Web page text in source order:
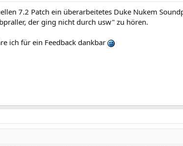
7.2 Patch ein überarbeitetes Duke Nukem
der ging nicht durch usw" zu hören.
ich für ein Feedback dankbar